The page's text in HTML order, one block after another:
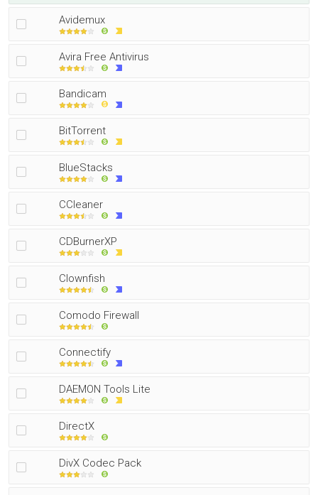
Avidemux
Avira Free Antivirus
Bandicam
BitTorrent
BlueStacks
CCleaner
CDBurnerXP
Clownfish
Comodo Firewall
Connectify
DAEMON Tools Lite
DirectX
DivX Codec Pack